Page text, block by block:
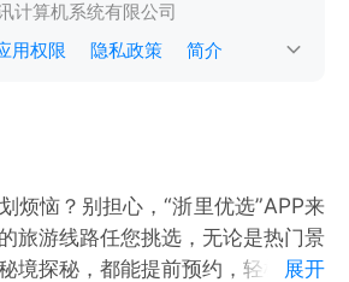
计算机系统有限公司
用权限 隐私政策 简介
烦恼？别担心，“浙里优选”APP来
旅游线路任您挑选，无论是热门景
境探秘，都能提前预约，轻松规划
展开